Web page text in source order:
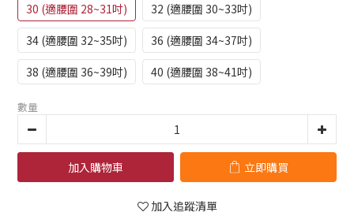
30 (適腰圍 28~31吋)
32 (適腰圍 30~33吋)
34 (適腰圍 32~35吋)
36 (適腰圍 34~37吋)
38 (適腰圍 36~39吋)
40 (適腰圍 38~41吋)
數量
加入購物車 立即購買
加入追蹤清單